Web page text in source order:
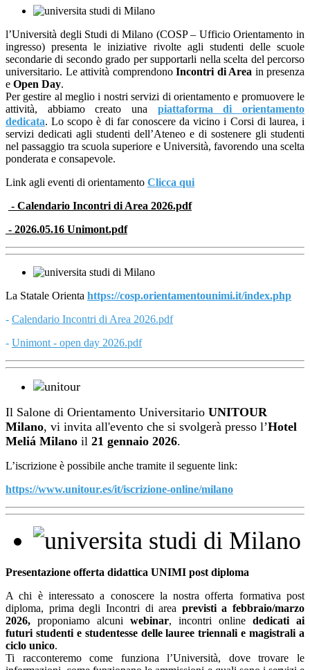
l’Università degli Studi di Milano (COSP – Ufficio Orientamento in
ingresso) presenta le iniziative rivolte agli studenti delle scuole
secondarie di secondo grado per supportarli nella scelta del percorso
universitario. Le attività comprendono Incontri di Area in presenza
e Open Day.
Per gestire al meglio i nostri servizi di orientamento e promuovere le
attività, abbiamo creato una piattaforma di orientamento
dedicata. Lo scopo è di far conoscere da vicino i Corsi di laurea, i
servizi dedicati agli studenti dell’Ateneo e di sostenere gli studenti
nel passaggio tra scuola superiore e Università, favorendo una scelta
ponderata e consapevole.
Link agli eventi di orientamento Clicca qui
- Calendario Incontri di Area 2026.pdf
- 2026.05.16 Unimont.pdf
La Statale Orienta https://cosp.orientamentounimi.it/index.php
- Calendario Incontri di Area 2026.pdf
- Unimont - open day 2026.pdf
Il Salone di Orientamento Universitario UNITOUR
Milano, vi invita all'evento che si svolgerà presso l’Hotel
Meliá Milano il 21 gennaio 2026.
L’iscrizione è possibile anche tramite il seguente link:
https://www.unitour.es/it/iscrizione-online/milano
Presentazione offerta didattica UNIMI post diploma
A chi è interessato a conoscere la nostra offerta formativa post
diploma, prima degli Incontri di area previsti a febbraio/marzo
2026, proponiamo alcuni webinar, incontri online dedicati ai
futuri studenti e studentesse delle lauree triennali e magistrali a
ciclo unico.
Ti racconteremo come funziona l’Università, dove trovare le